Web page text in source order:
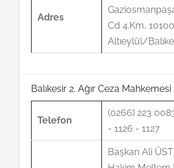
Adres
Cd 4.Km, 10100
Altıeylül/
Balıkesir 2. Ağır Ceza Mahkemesi
Telefon
(0266) 223
- 1126 - 1127
Başkan Ali